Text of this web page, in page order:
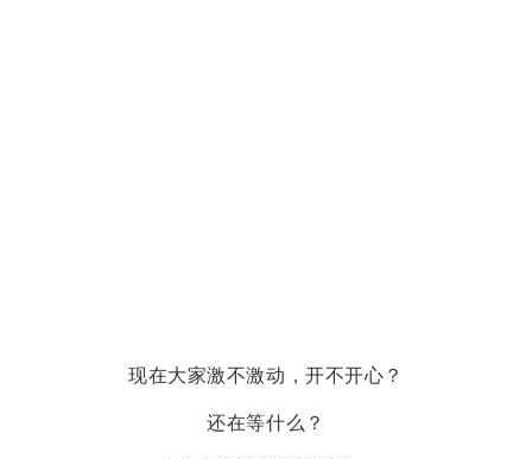
现在大家激不激动，开不开心？
还在等什么？